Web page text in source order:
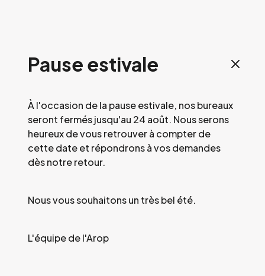
Pause estivale
À l'occasion de la pause estivale, nos bureaux
seront fermés jusqu'au 24 août. Nous serons
heureux de vous retrouver à compter de
cette date et répondrons à vos demandes
dès notre retour.
Nous vous souhaitons un très bel été.
L'équipe de l'Arop